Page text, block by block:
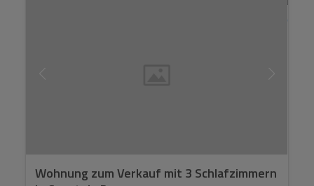
Wohnung zum Verkauf mit 3 Schlafzimmern